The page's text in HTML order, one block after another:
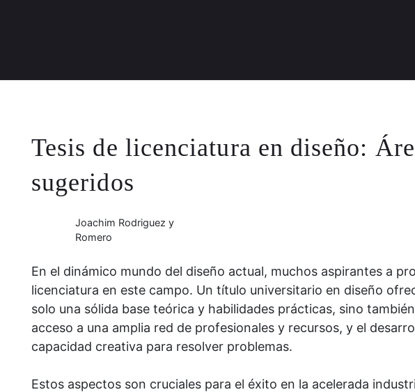
Tesis de licenciatura en diseño:
sugeridos
Joachim Rodriguez y
Romero
En el dinámico mundo del diseño actual, muchos aspirantes a
licenciatura en este campo. Un título universitario en diseño
solo una sólida base teórica y habilidades prácticas, sino
acceso a una amplia red de profesionales y recursos, y el
capacidad creativa para resolver problemas.
Estos aspectos son cruciales para el éxito en la acelerada